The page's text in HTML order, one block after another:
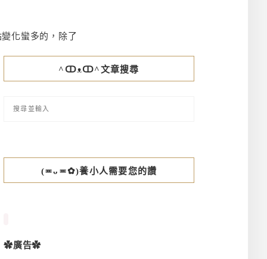
化蠻多的，除了
^ↀᴥↀ^文章搜尋
(≖ᴗ≖✿)養小人需要您的讚
✿廣告✿